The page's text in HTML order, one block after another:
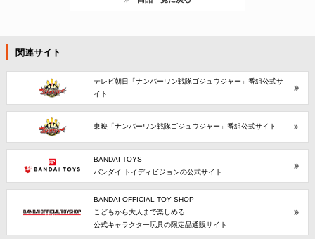
関連サイト
テレビ朝日「ナンバーワン戦隊ゴジュウジャー」番組公式サ
イト
東映「ナンバーワン戦隊ゴジュウジャー」番組公式サイト
BANDAI TOYS
バンダイ トイディビジョンの公式サイト
BANDAI OFFICIAL TOY SHOP
こどもから大人まで楽しめる
公式キャラクター玩具の限定品通販サイト